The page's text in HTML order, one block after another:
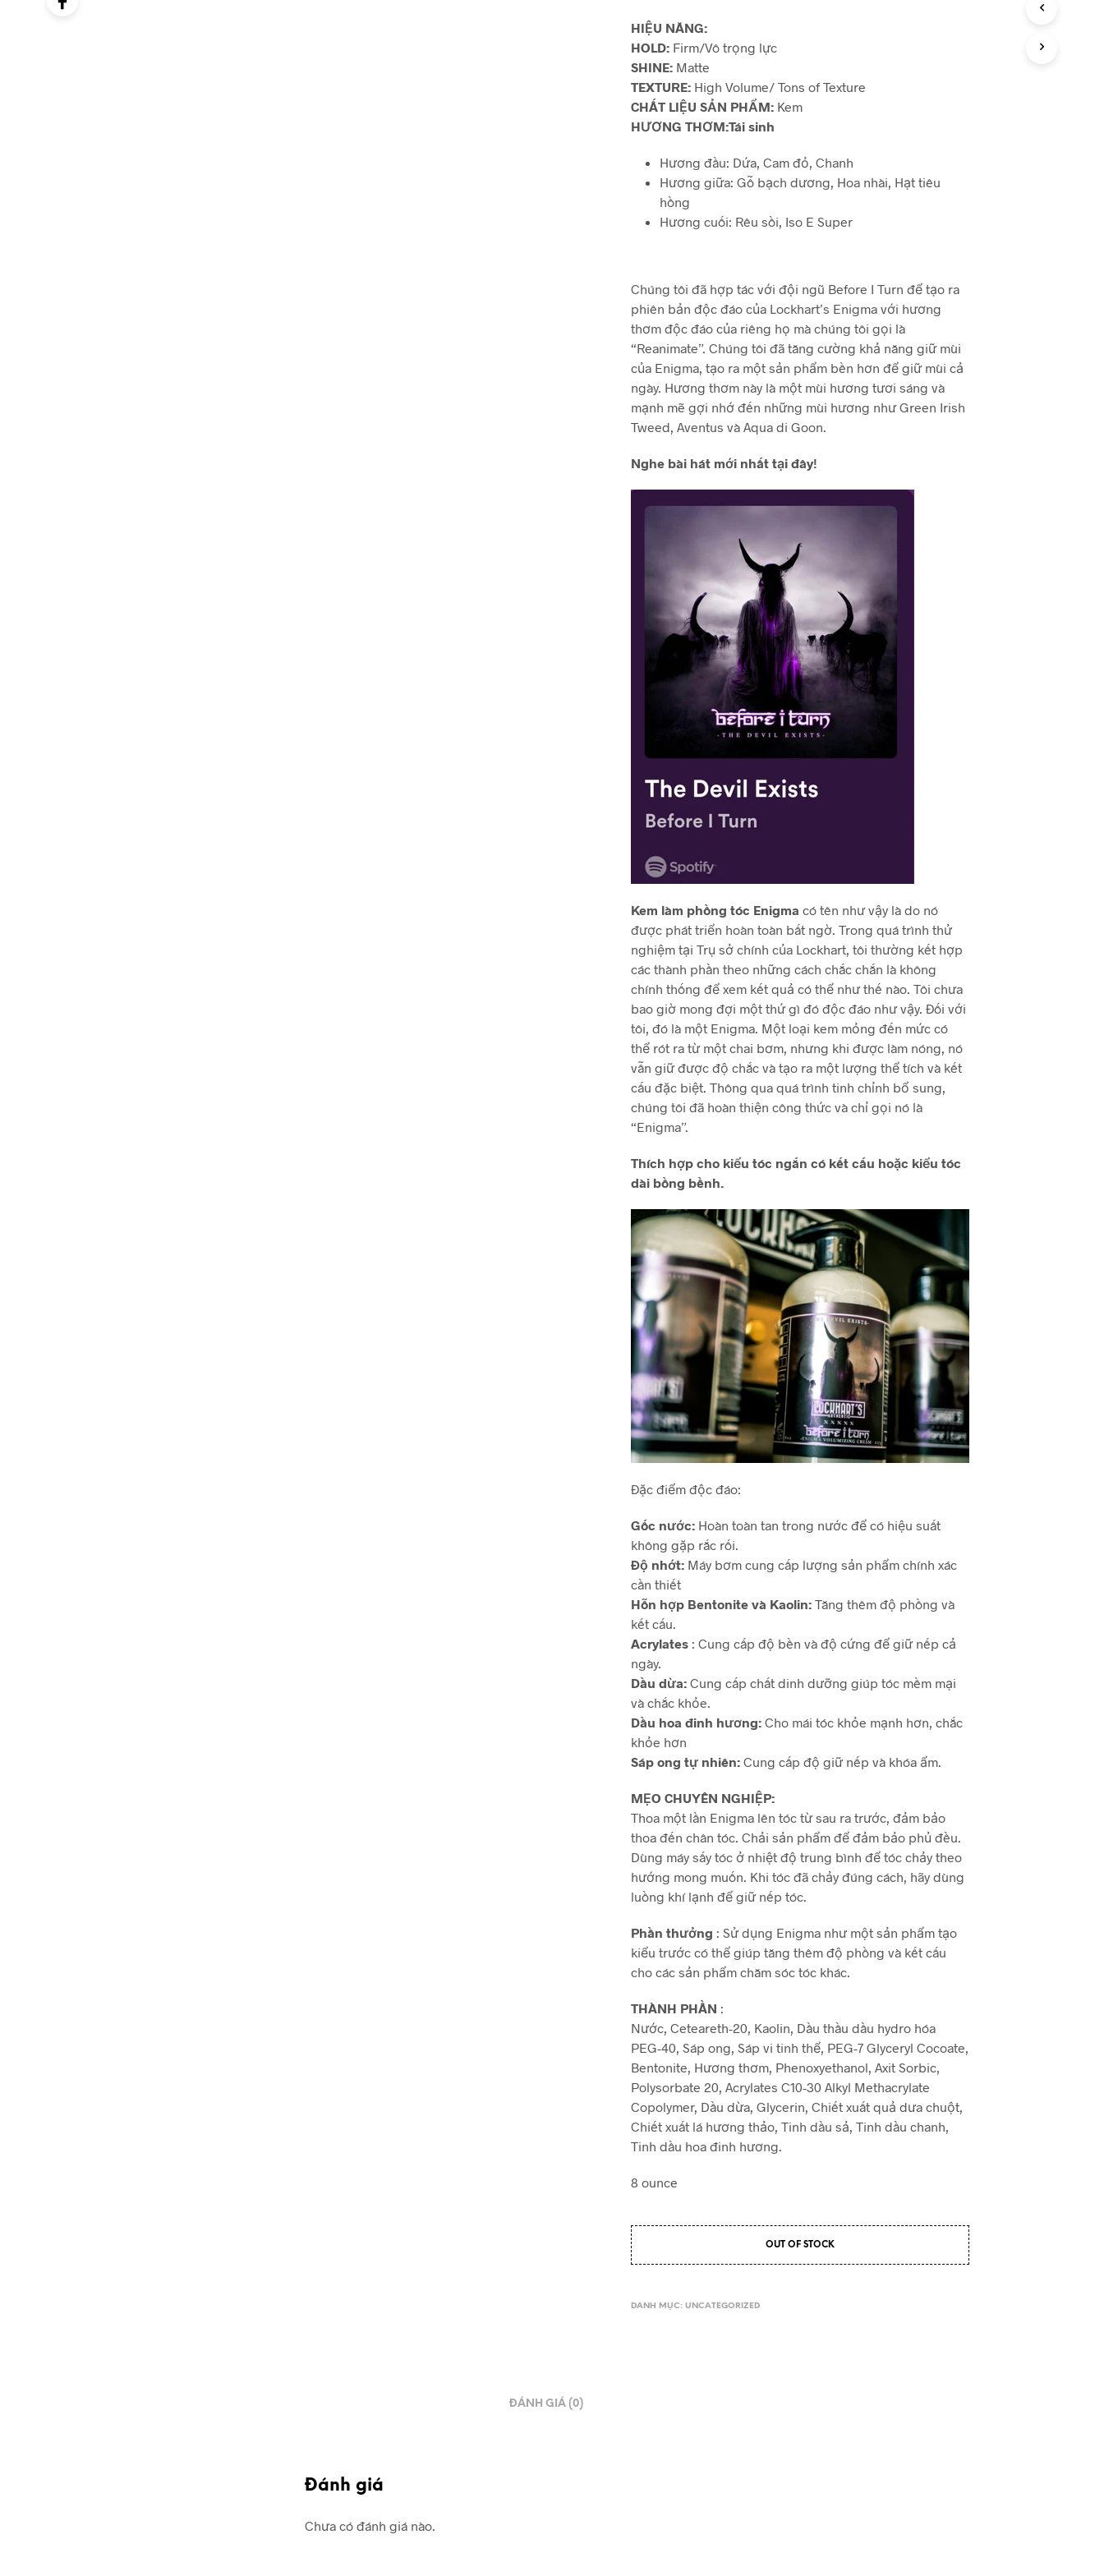
HIỆU NĂNG:
HOLD: Firm/Vô trọng lực
SHINE: Matte
TEXTURE: High Volume/ Tons of Texture
CHẤT LIỆU SẢN PHẨM: Kem
HƯƠNG THƠM:Tái sinh
Hương đầu: Dứa, Cam đỏ, Chanh
Hương giữa: Gỗ bạch dương, Hoa nhài, Hạt tiêu
hồng
Hương cuối: Rêu sồi, Iso E Super
Chúng tôi đã hợp tác với đội ngũ Before I Turn để tạo ra
phiên bản độc đáo của Lockhart’s Enigma với hương
thơm độc đáo của riêng họ mà chúng tôi gọi là
“Reanimate”. Chúng tôi đã tăng cường khả năng giữ mùi
của Enigma, tạo ra một sản phẩm bền hơn để giữ mùi cả
ngày. Hương thơm này là một mùi hương tươi sáng và
mạnh mẽ gợi nhớ đến những mùi hương như Green Irish
Tweed, Aventus và Aqua di Goon.
Nghe bài hát mới nhất tại đây!
Kem làm phồng tóc Enigma có tên như vậy là do nó
được phát triển hoàn toàn bất ngờ. Trong quá trình thử
nghiệm tại Trụ sở chính của Lockhart, tôi thường kết hợp
các thành phần theo những cách chắc chắn là không
chính thống để xem kết quả có thể như thế nào. Tôi chưa
bao giờ mong đợi một thứ gì đó độc đáo như vậy. Đối với
tôi, đó là một Enigma. Một loại kem mỏng đến mức có
thể rót ra từ một chai bơm, nhưng khi được làm nóng, nó
vẫn giữ được độ chắc và tạo ra một lượng thể tích và kết
cấu đặc biệt. Thông qua quá trình tinh chỉnh bổ sung,
chúng tôi đã hoàn thiện công thức và chỉ gọi nó là
“Enigma”.
Thích hợp cho kiểu tóc ngắn có kết cấu hoặc kiểu tóc
dài bồng bềnh.
Đặc điểm độc đáo:
Gốc nước: Hoàn toàn tan trong nước để có hiệu suất
không gặp rắc rối.
Độ nhớt: Máy bơm cung cấp lượng sản phẩm chính xác
cần thiết
Hỗn hợp Bentonite và Kaolin: Tăng thêm độ phồng và
kết cấu.
Acrylates : Cung cấp độ bền và độ cứng để giữ nếp cả
ngày.
Dầu dừa: Cung cấp chất dinh dưỡng giúp tóc mềm mại
và chắc khỏe.
Dầu hoa đinh hương: Cho mái tóc khỏe mạnh hơn, chắc
khỏe hơn
Sáp ong tự nhiên: Cung cấp độ giữ nếp và khóa ẩm.
MẸO CHUYÊN NGHIỆP:
Thoa một lần Enigma lên tóc từ sau ra trước, đảm bảo
thoa đến chân tóc. Chải sản phẩm để đảm bảo phủ đều.
Dùng máy sấy tóc ở nhiệt độ trung bình để tóc chảy theo
hướng mong muốn. Khi tóc đã chảy đúng cách, hãy dùng
luồng khí lạnh để giữ nếp tóc.
Phần thưởng : Sử dụng Enigma như một sản phẩm tạo
kiểu trước có thể giúp tăng thêm độ phồng và kết cấu
cho các sản phẩm chăm sóc tóc khác.
THÀNH PHẦN :
Nước, Ceteareth-20, Kaolin, Dầu thầu dầu hydro hóa
PEG-40, Sáp ong, Sáp vi tinh thể, PEG-7 Glyceryl Cocoate,
Bentonite, Hương thơm, Phenoxyethanol, Axit Sorbic,
Polysorbate 20, Acrylates C10-30 Alkyl Methacrylate
Copolymer, Dầu dừa, Glycerin, Chiết xuất quả dưa chuột,
Chiết xuất lá hương thảo, Tinh dầu sả, Tinh dầu chanh,
Tinh dầu hoa đinh hương.
8 ounce
OUT OF STOCK
DANH MỤC:UNCATEGORIZED
ĐÁNH GIÁ (0)
Đánh giá
Chưa có đánh giá nào.